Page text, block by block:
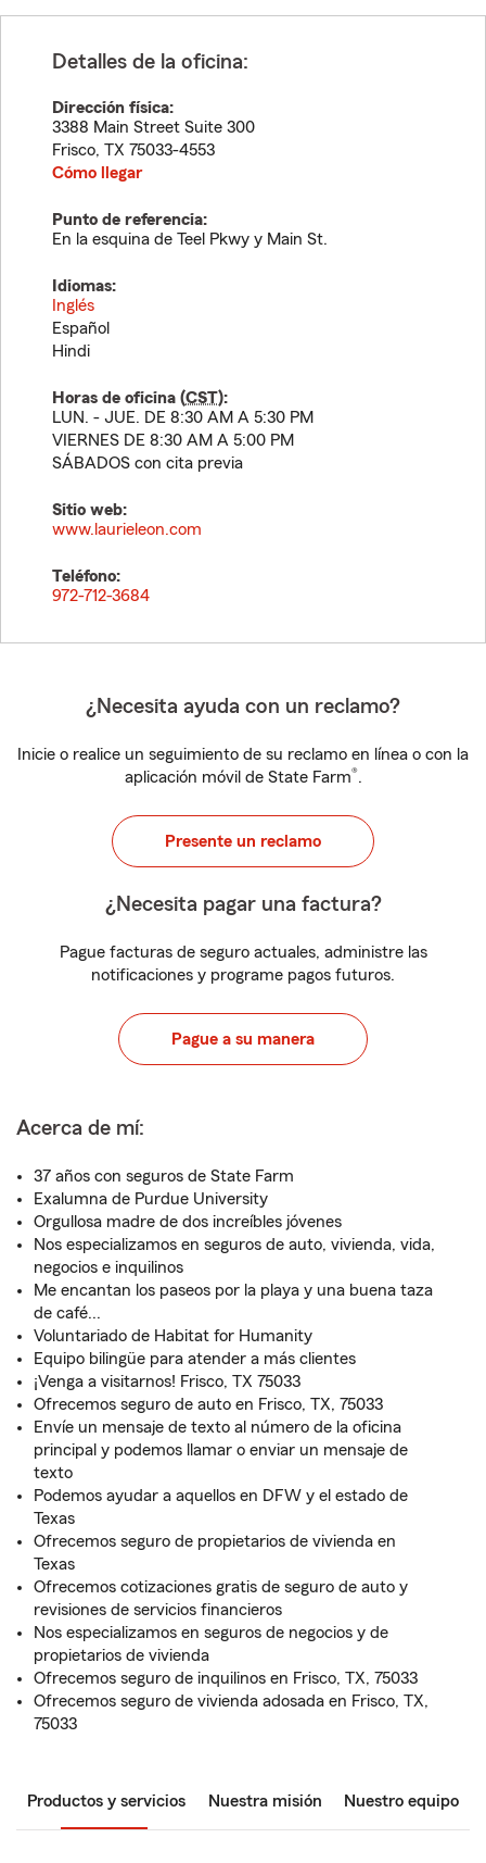
Detalles de la oficina:
Dirección física:
3388 Main Street Suite 300
Frisco, TX 75033-4553
Cómo llegar
Punto de referencia:
En la esquina de Teel Pkwy y Main St.
Idiomas:
Inglés
Español
Hindi
Horas de oficina (CST):
LUN. - JUE. DE 8:30 AM A 5:30 PM
VIERNES DE 8:30 AM A 5:00 PM
SÁBADOS con cita previa
Sitio web:
www.laurieleon.com
Teléfono:
972-712-3684
¿Necesita ayuda con un reclamo?
Inicie o realice un seguimiento de su reclamo en línea o con la
aplicación móvil de State Farm®.
Presente un reclamo
¿Necesita pagar una factura?
Pague facturas de seguro actuales, administre las
notificaciones y programe pagos futuros.
Pague a su manera
Acerca de mí:
37 años con seguros de State Farm
Exalumna de Purdue University
Orgullosa madre de dos increíbles jóvenes
Nos especializamos en seguros de auto, vivienda, vida,
negocios e inquilinos
Me encantan los paseos por la playa y una buena taza
de café...
Voluntariado de Habitat for Humanity
Equipo bilingüe para atender a más clientes
¡Venga a visitarnos! Frisco, TX 75033
Ofrecemos seguro de auto en Frisco, TX, 75033
Envíe un mensaje de texto al número de la oficina
principal y podemos llamar o enviar un mensaje de
texto
Podemos ayudar a aquellos en DFW y el estado de
Texas
Ofrecemos seguro de propietarios de vivienda en
Texas
Ofrecemos cotizaciones gratis de seguro de auto y
revisiones de servicios financieros
Nos especializamos en seguros de negocios y de
propietarios de vivienda
Ofrecemos seguro de inquilinos en Frisco, TX, 75033
Ofrecemos seguro de vivienda adosada en Frisco, TX,
75033
Productos y servicios Nuestra misión Nuestro equipo